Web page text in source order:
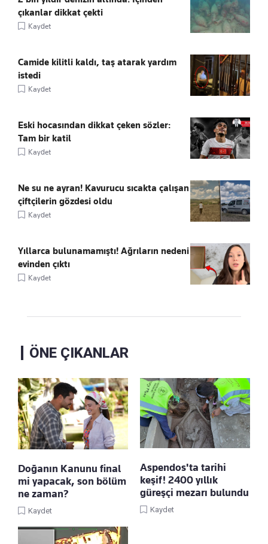
çıkanlar dikkat çekti
Kaydet
Camide kilitli kaldı, taş atarak yardım
istedi
Kaydet
Eski hocasından dikkat çeken sözler:
Tam bir katil
Kaydet
Ne su ne ayran! Kavurucu sıcakta çalışan
çiftçilerin gözdesi oldu
Kaydet
Yıllarca bulunamamıştı! Ağrıların nedeni
evinden çıktı
Kaydet
ÖNE ÇIKANLAR
Doğanın Kanunu final
mi yapacak, son bölüm
ne zaman?
Kaydet
Aspendos'ta tarihi
keşif! 2400 yıllık
güreşçi mezarı bulundu
Kaydet